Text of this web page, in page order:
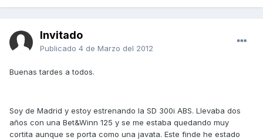
Invitado
Publicado 4 de Marzo del 2012
Buenas tardes a todos.
Soy de Madrid y estoy estrenando la SD 300i ABS. Llevaba dos
años con una Bet&Winn 125 y se me estaba quedando muy
cortita aunque se porta como una javata. Este finde he estado